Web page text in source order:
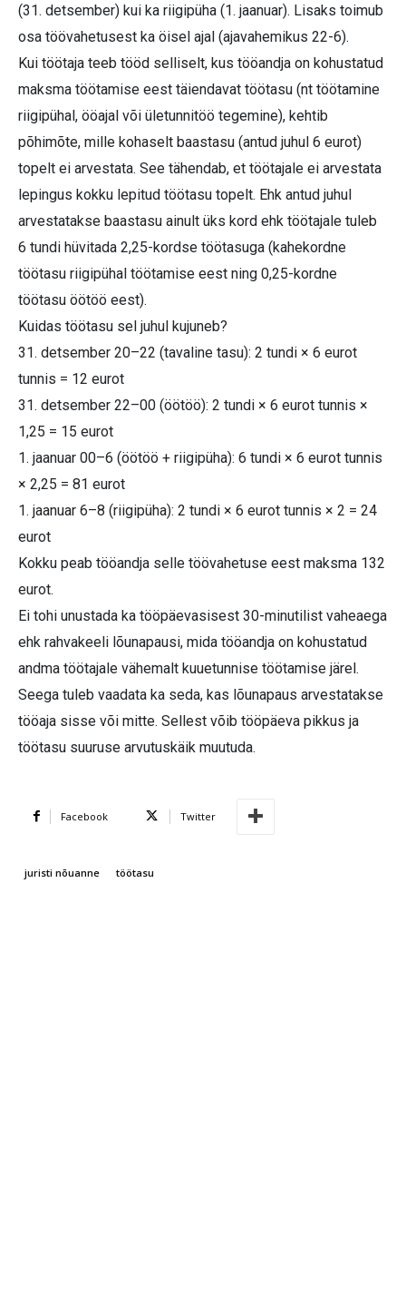
(31. detsember) kui ka riigipüha (1. jaanuar). Lisaks toimub
osa töövahetusest ka öisel ajal (ajavahemikus 22-6).
Kui töötaja teeb tööd selliselt, kus tööandja on kohustatud
maksma töötamise eest täiendavat töötasu (nt töötamine
riigipühal, ööajal või ületunnitöö tegemine), kehtib
põhimõte, mille kohaselt baastasu (antud juhul 6 eurot)
topelt ei arvestata. See tähendab, et töötajale ei arvestata
lepingus kokku lepitud töötasu topelt. Ehk antud juhul
arvestatakse baastasu ainult üks kord ehk töötajale tuleb
6 tundi hüvitada 2,25-kordse töötasuga (kahekordne
töötasu riigipühal töötamise eest ning 0,25-kordne
töötasu öötöö eest).
Kuidas töötasu sel juhul kujuneb?
31. detsember 20–22 (tavaline tasu): 2 tundi × 6 eurot
tunnis = 12 eurot
31. detsember 22–00 (öötöö): 2 tundi × 6 eurot tunnis ×
1,25 = 15 eurot
1. jaanuar 00–6 (öötöö + riigipüha): 6 tundi × 6 eurot tunnis
× 2,25 = 81 eurot
1. jaanuar 6–8 (riigipüha): 2 tundi × 6 eurot tunnis × 2 = 24
eurot
Kokku peab tööandja selle töövahetuse eest maksma 132
eurot.
Ei tohi unustada ka tööpäevasisest 30-minutilist vaheaega
ehk rahvakeeli lõunapausi, mida tööandja on kohustatud
andma töötajale vähemalt kuuetunnise töötamise järel.
Seega tuleb vaadata ka seda, kas lõunapaus arvestatakse
tööaja sisse või mitte. Sellest võib tööpäeva pikkus ja
töötasu suuruse arvutuskäik muutuda.
Facebook Twitter
juristi nõuanne töötasu